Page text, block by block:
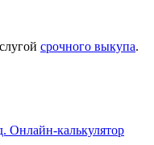
срочного выкупа.